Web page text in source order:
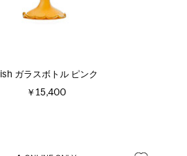
ガラスボトル ピンク
￥15,400